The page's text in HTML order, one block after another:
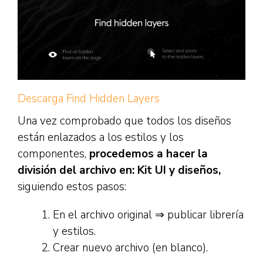
Descarga Find Hidden Layers
Una vez comprobado que todos los diseños
están enlazados a los estilos y los
componentes, procedemos a hacer la
división del archivo en: Kit UI y diseños,
siguiendo estos pasos:
En el archivo original ⇒ publicar librería
y estilos.
Crear nuevo archivo (en blanco).